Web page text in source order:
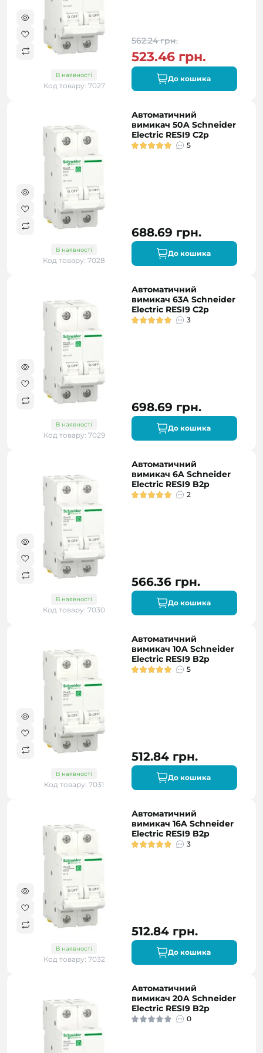
В наявності
Код товару: 7027
562.24 грн.
523.46 грн.
До кошика
В наявності
Код товару: 7028
Автоматичний
вимикач 50A Schneider
Electric RESI9 C2р
5
688.69 грн.
До кошика
В наявності
Код товару: 7029
Автоматичний
вимикач 63A Schneider
Electric RESI9 C2р
3
698.69 грн.
До кошика
В наявності
Код товару: 7030
Автоматичний
вимикач 6A Schneider
Electric RESI9 B2р
2
566.36 грн.
До кошика
В наявності
Код товару: 7031
Автоматичний
вимикач 10A Schneider
Electric RESI9 B2р
5
512.84 грн.
До кошика
В наявності
Код товару: 7032
Автоматичний
вимикач 16A Schneider
Electric RESI9 B2р
3
512.84 грн.
До кошика
Автоматичний
вимикач 20A Schneider
Electric RESI9 B2р
0